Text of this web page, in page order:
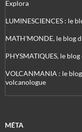
Explora
LUMINESCIENCES : le
MATH'MONDE, le blog
PHYSMATIQUES, le
VOLCANMANIA : le
volcanologue
MÉTA